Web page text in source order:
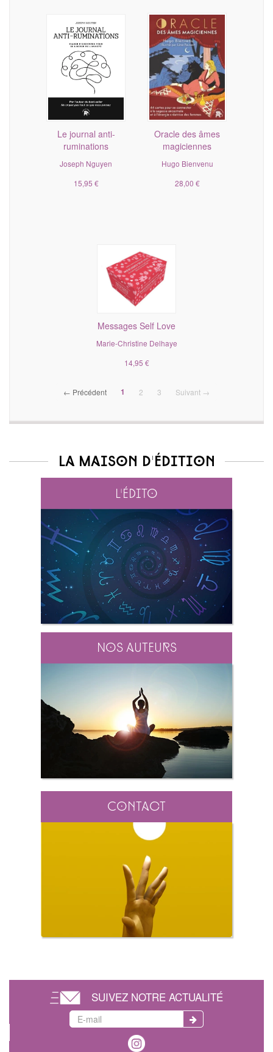
Le journal anti-
ruminations
Joseph Nguyen
15,95 €
Oracle des âmes
magiciennes
Hugo Bienvenu
28,00 €
Messages Self Love
Marie-Christine Delhaye
14,95 €
← Précédent 1 (current)
2 3 Suivant →
La maison d'édition
L'édito
Nos auteurs
Contact
SUIVEZ NOTRE ACTUALITÉ